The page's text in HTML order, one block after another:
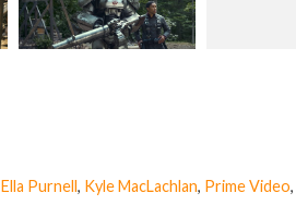
Ella Purnell, Kyle MacLachlan, Prime Video,